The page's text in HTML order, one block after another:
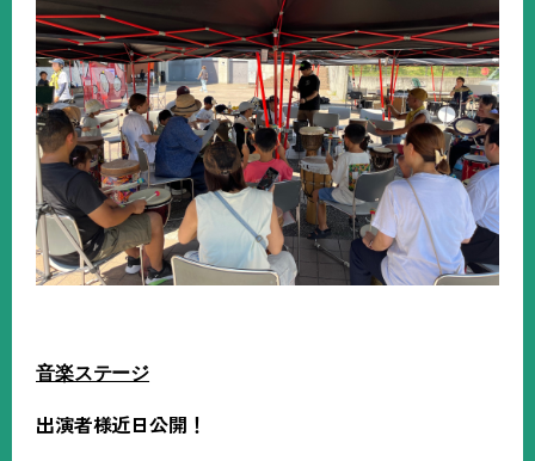
音楽ステージ
出演者様近日公開！